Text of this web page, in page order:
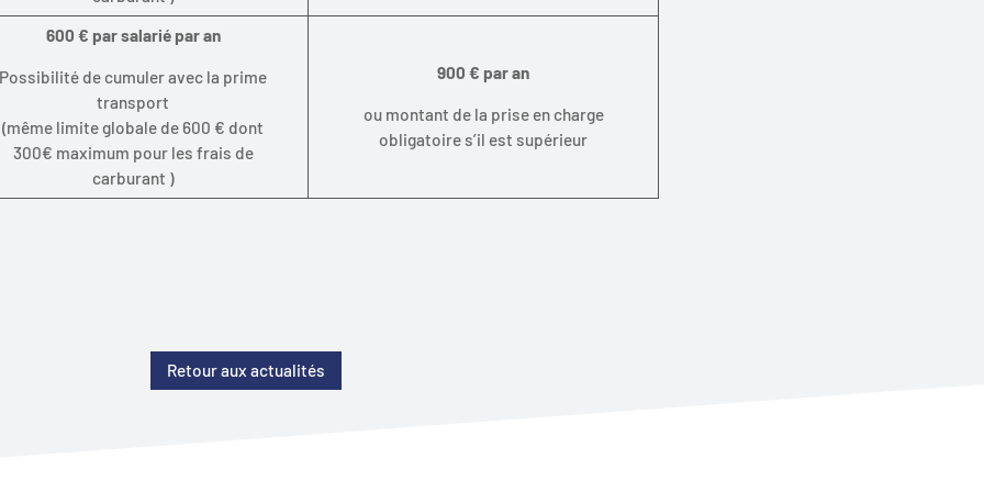
600 € par salarié par an
Possibilité de cumuler avec la prime
transport
(même limite globale de 600 € dont
300€ maximum pour les frais de
carburant )
900 € par an
ou montant de la prise en charge
obligatoire s’il est supérieur
Retour aux actualités